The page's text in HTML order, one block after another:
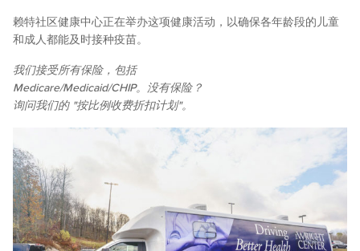
赖特社区健康中心正在举办这项健康活动，以确保各年龄段的儿童
和成人都能及时接种疫苗。
我们接受所有保险，包括
Medicare/Medicaid/CHIP。没有保险？
询问我们的 "按比例收费折扣计划"。